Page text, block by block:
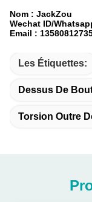
Nom : JackZou
Wechat ID/
Email :
Les Étiquettes:
Dessus De
Torsion Outre